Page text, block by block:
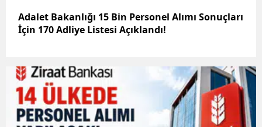
Adalet Bakanlığı 15 Bin Personel Alımı Sonuçları
İçin 170 Adliye Listesi Açıklandı!